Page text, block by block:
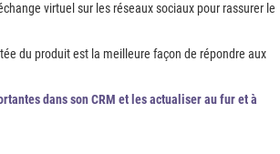
virtuel sur les réseaux sociaux pour rassurer le
du produit est la meilleure façon de répondre aux
dans sonCRM et les actualiser au fur et à